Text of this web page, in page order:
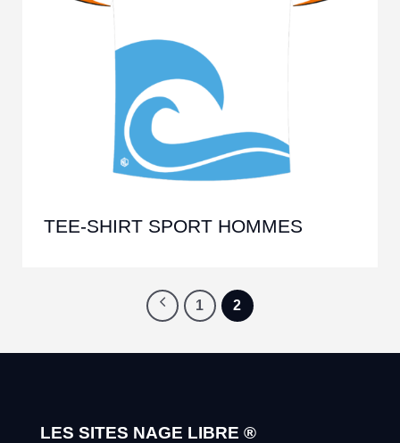
TEE-SHIRT SPORT HOMMES
1 2
LES SITES NAGE LIBRE ®